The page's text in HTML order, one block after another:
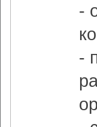
-
-